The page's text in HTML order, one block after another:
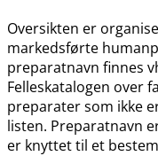
Oversikten er
markedsførte
preparatnavn finnes
Felleskatalogen over
preparater som ikke
listen. Preparatnavn
er knyttet til et